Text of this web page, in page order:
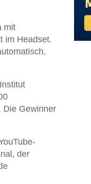
mit
im Headset.
Die Gewinner
der